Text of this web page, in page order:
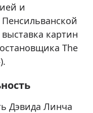
и
картин
The
Дэвида Линча